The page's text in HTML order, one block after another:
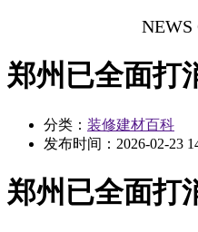
NEWS
郑州已全面打
分类： 装修建材百科
发布时间： 2026-02-23
郑州已全面打